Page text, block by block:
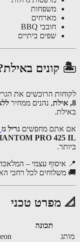
משפחות
מארחים
חובבי BBQ
שפים ביתיים
באילת?
הרוכשים את הגריל
, נהנים ממחירללא
אתם מחפשיםגריל גזNapoleon
PHANTOM PRO
עצמי – המלאכה 8, אילת
לכל רחבי הארץ
מפרט טכני
תכונה